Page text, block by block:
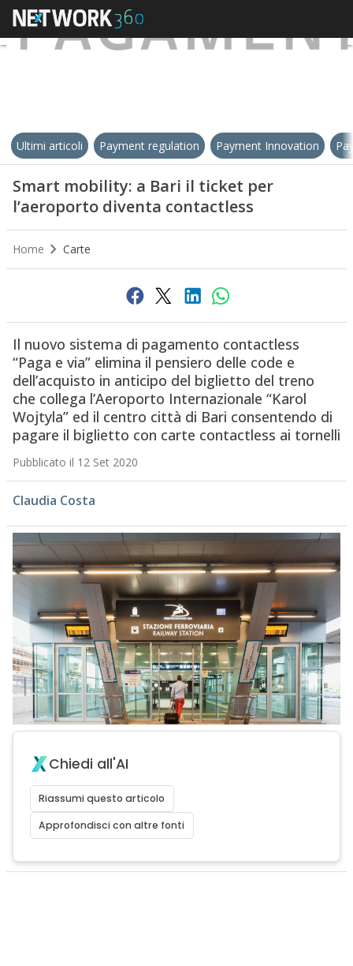
Ultimi articoli Payment regulation Payment Innovation
Smart mobility: a Bari il ticket per
l’aeroporto diventa contactless
Home Carte
Il nuovo sistema di pagamento contactless
“Paga e via” elimina il pensiero delle code e
dell’acquisto in anticipo del biglietto del treno
che collega l’Aeroporto Internazionale “Karol
Wojtyla” ed il centro città di Bari consentendo di
pagare il biglietto con carte contactless ai tornelli
Pubblicato il 12 Set 2020
Claudia Costa
Chiedi all'AI
Riassumi questo articolo
Approfondisci con altre fonti